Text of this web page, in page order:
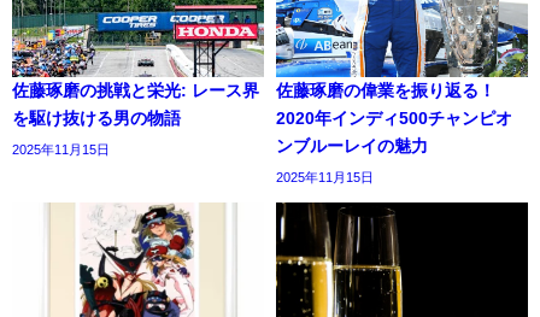
佐藤琢磨の挑戦と栄光: レース界
を駆け抜ける男の物語
2025年11月15日
佐藤琢磨の偉業を振り返る！
2020年インディ500チャンピオ
ンブルーレイの魅力
2025年11月15日